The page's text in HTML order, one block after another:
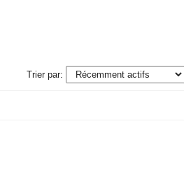
Trier par: